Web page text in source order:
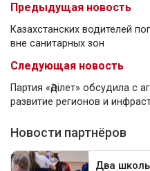
Предыдущая новость
Казахстанских водителей
вне санитарных зон
Следующая новость
Партия «Әділет» обсудила с
развитие регионов и